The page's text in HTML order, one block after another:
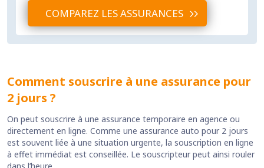
COMPAREZ LES ASSURANCES
Comment souscrire à une assurance pour
2 jours ?
On peut souscrire à une assurance temporaire en agence ou
directement en ligne. Comme une assurance auto pour 2 jours
est souvent liée à une situation urgente, la souscription en ligne
à effet immédiat est conseillée. Le souscripteur peut ainsi rouler